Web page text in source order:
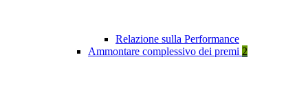
Relazione sulla Performance
Ammontare complessivo dei premi 2